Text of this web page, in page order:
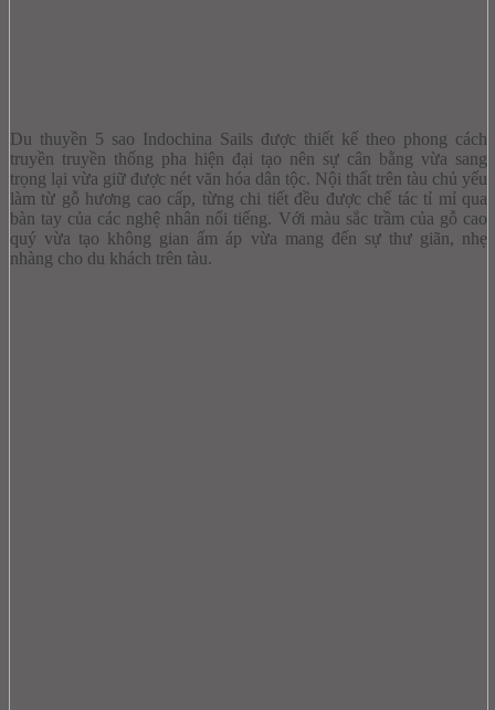
Du thuyền 5 sao Indochina Sails được thiết kế theo phong cách
truyền truyền thống pha hiện đại tạo nên sự cân bằng vừa sang
trọng lại vừa giữ được nét văn hóa dân tộc. Nội thất trên tàu chủ yếu
làm từ gỗ hương cao cấp, từng chi tiết đều được chế tác tỉ mỉ qua
bàn tay của các nghệ nhân nổi tiếng. Với màu sắc trầm của gỗ cao
quý vừa tạo không gian ấm áp vừa mang đến sự thư giãn, nhẹ
nhàng cho du khách trên tàu.